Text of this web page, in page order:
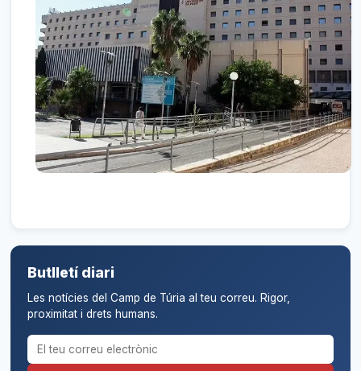
Butlletí diari
Les notícies del Camp de Túria al teu correu. Rigor,
proximitat i drets humans.
Correu electrònic per al butlletí